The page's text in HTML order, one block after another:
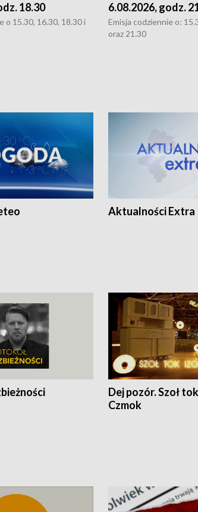
18.30
o 15.30, 16.30, 18.30 i
6.08.2026, godz.
Emisja codziennie o:
oraz 21.30
Aktualności Extra
Dej pozór. Szoł
Czmok